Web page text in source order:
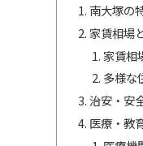
南大塚の
家賃相場
家賃相
多様な
治安・安
医療・教